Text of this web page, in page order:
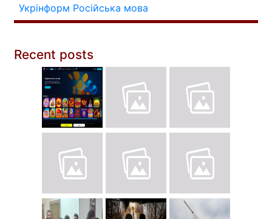
Укрінформ Російська мова
Recent posts